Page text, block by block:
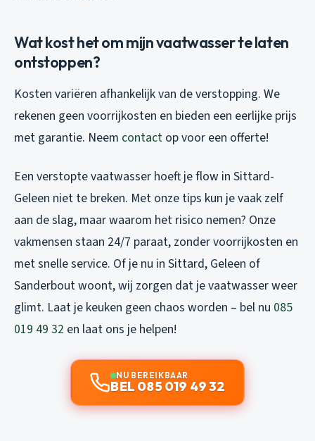
Wat kost het om mijn vaatwasser te laten
ontstoppen?
Kosten variëren afhankelijk van de verstopping. We
rekenen geen voorrijkosten en bieden een eerlijke prijs
met garantie. Neem contact op voor een offerte!
Een verstopte vaatwasser hoeft je flow in Sittard-
Geleen niet te breken. Met onze tips kun je vaak zelf
aan de slag, maar waarom het risico nemen? Onze
vakmensen staan 24/7 paraat, zonder voorrijkosten en
met snelle service. Of je nu in Sittard, Geleen of
Sanderbout woont, wij zorgen dat je vaatwasser weer
glimt. Laat je keuken geen chaos worden – bel nu 085
019 49 32 en laat ons je helpen!
NU BEREIKBAAR
BEL 085 019 49 32